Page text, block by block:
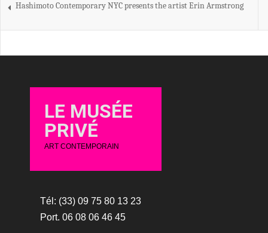
Hashimoto Contemporary NYC presents the artist Erin Armstrong
LE MUSÉE
PRIVÉ
ART CONTEMPORAIN
Tél: (33) 09 75 80 13 23
Port. 06 08 06 46 45